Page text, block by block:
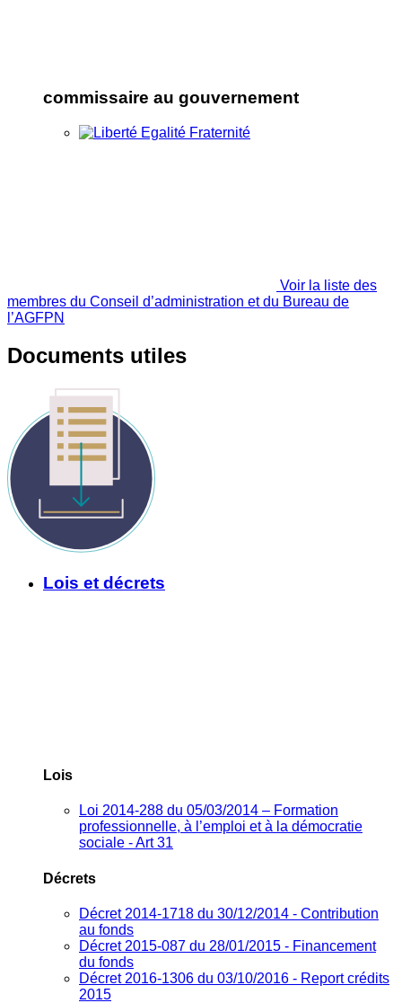
commissaire au gouvernement
Voir la liste des
membres du Conseil d’administration et du Bureau de
l’AGFPN
Documents utiles
Lois et décrets
Lois
Loi 2014-288 du 05/03/2014 – Formation
professionnelle, à l’emploi et à la démocratie
sociale - Art 31
Décrets
Décret 2014-1718 du 30/12/2014 - Contribution
au fonds
Décret 2015-087 du 28/01/2015 - Financement
du fonds
Décret 2016-1306 du 03/10/2016 - Report crédits
2015